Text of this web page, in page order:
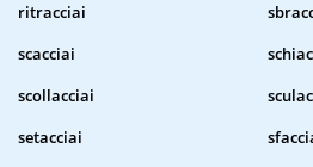
ritracciai
scacciai
scollacciai
setacciai